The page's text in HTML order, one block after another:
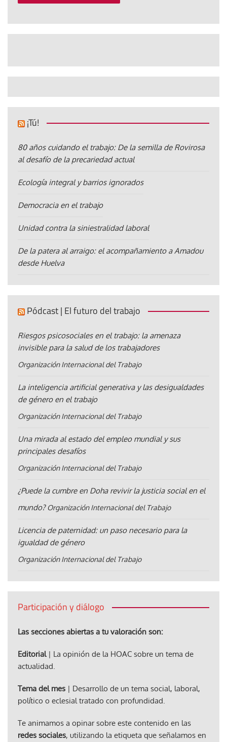
¡Tú!
80 años cuidando el trabajo: De la semilla de Rovirosa
al desafío de la precariedad actual
Ecología integral y barrios ignorados
Democracia en el trabajo
Unidad contra la siniestralidad laboral
De la patera al arraigo: el acompañamiento a Amadou
desde Huelva
Pódcast | El futuro del trabajo
Riesgos psicosociales en el trabajo: la amenaza
invisible para la salud de los trabajadores
Organización Internacional del Trabajo
La inteligencia artificial generativa y las desigualdades
de género en el trabajo
Organización Internacional del Trabajo
Una mirada al estado del empleo mundial y sus
principales desafíos
Organización Internacional del Trabajo
¿Puede la cumbre en Doha revivir la justicia social en el
mundo? Organización Internacional del Trabajo
Licencia de paternidad: un paso necesario para la
igualdad de género
Organización Internacional del Trabajo
Participación y diálogo
Las secciones abiertas a tu valoración son:
Editorial| La opinión de la HOAC sobre un tema de
actualidad.
Tema del mes | Desarrollo de un tema social, laboral,
político o eclesial tratado con profundidad.
Te animamos a opinar sobre este contenido en las
redes sociales, utilizando la etiqueta que señalamos en